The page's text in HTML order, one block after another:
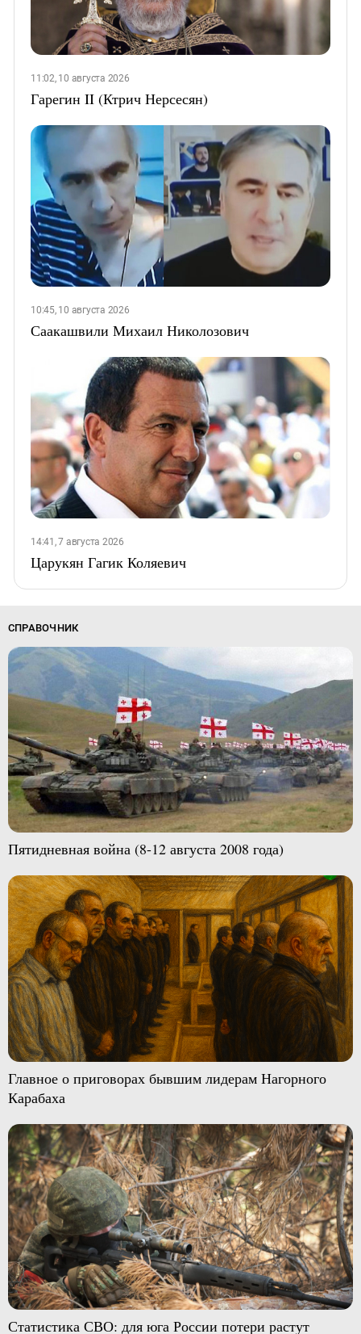
11:02, 10 августа 2026
Гарегин II (Ктрич Нерсесян)
10:45, 10 августа 2026
Саакашвили Михаил Николозович
14:41, 7 августа 2026
Царукян Гагик Коляевич
СПРАВОЧНИК
Пятидневная война (8-12 августа 2008 года)
Главное о приговорах бывшим лидерам Нагорного
Карабаха
Статистика СВО: для юга России потери растут